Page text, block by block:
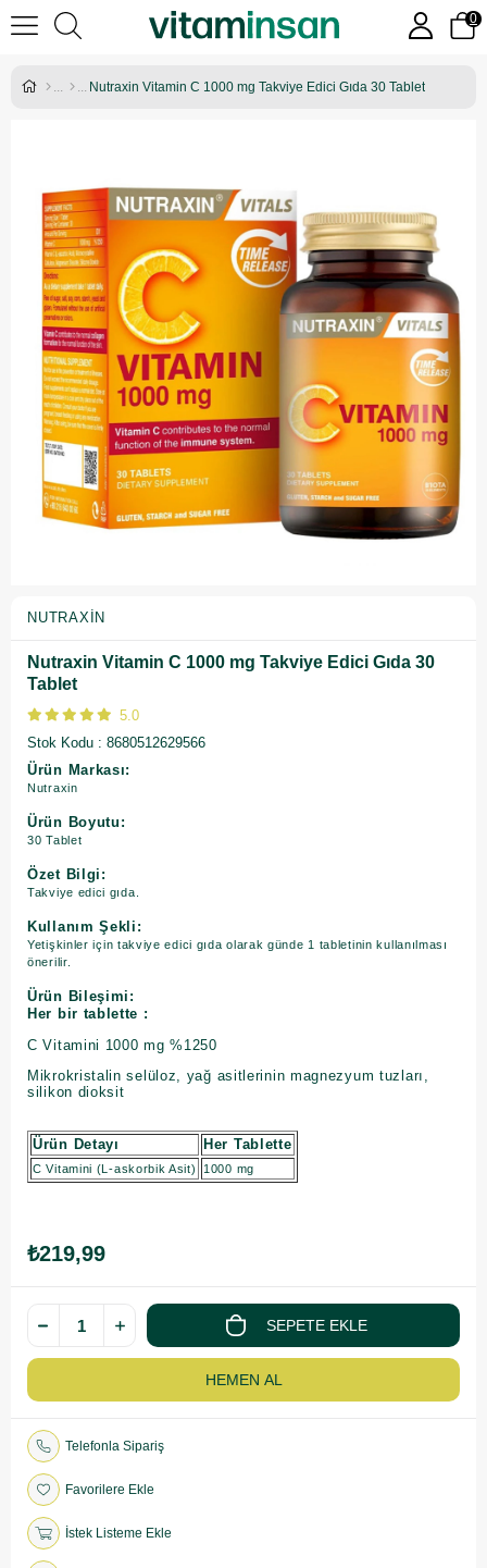
0
Nutraxin Vitamin C 1000 mg Takviye Edici Gıda 30 Tablet
NUTRAXIN
Nutraxin Vitamin C 1000 mg Takviye Edici Gıda 30
Tablet
5.0
Stok Kodu
8680512629566
Ürün Markası:
Nutraxin
Ürün Boyutu:
30 Tablet
Özet Bilgi:
Takviye edici gıda.
Kullanım Şekli:
Yetişkinler için takviye edici gıda olarak günde 1 tabletinin kullanılması
önerilir.
Ürün Bileşimi:
Her bir tablette :
C Vitamini 1000 mg %1250
Mikrokristalin selüloz, yağ asitlerinin magnezyum tuzları,
silikon dioksit
Ürün Detayı Her Tablette
C Vitamini (L-askorbik Asit) 1000 mg
₺219,99
Telefonla Sipariş
Favorilere Ekle
İstek Listeme Ekle